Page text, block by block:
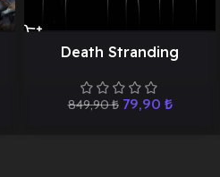
Death Stranding
849,90₺ 79,90 ₺